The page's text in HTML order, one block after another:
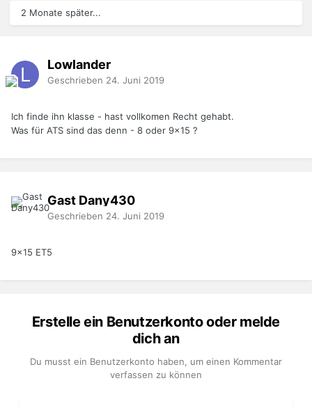
2 Monate später...
Lowlander
Geschrieben 24. Juni 2019
Ich finde ihn klasse - hast vollkomen Recht gehabt.
Was für ATS sind das denn - 8 oder 9x15 ?
Gast Dany430
Geschrieben 24. Juni 2019
9x15 ET5
Erstelle ein Benutzerkonto oder melde
dich an
Du musst ein Benutzerkonto haben, um einen Kommentar
verfassen zu können